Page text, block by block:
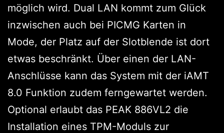
möglich wird. Dual LAN kommt zum Glück
inzwischen auch bei PICMG Karten in
Mode, der Platz auf der Slotblende ist dort
etwas beschränkt. Über einen der LAN-
Anschlüsse kann das System mit der iAMT
8.0 Funktion zudem ferngewartet werden.
Optional erlaubt das PEAK 886VL2 die
Installation eines TPM-Moduls zur